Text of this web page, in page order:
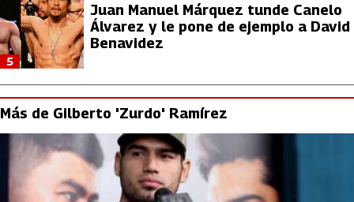
Juan Manuel Márquez tunde Canelo
Álvarez y le pone de ejemplo a David
Benavidez
5
Más de Gilberto 'Zurdo' Ramírez